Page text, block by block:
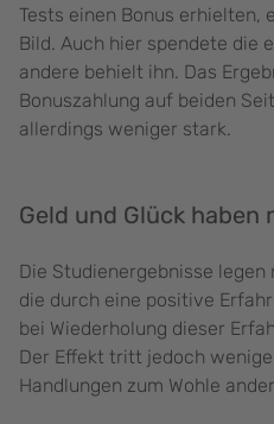
Tests einen Bonus erhielten,
Bild. Auch hier spendete die
andere behielt ihn. Das
Bonuszahlung auf beiden
allerdings weniger stark.
Geld und Glück
Die Studienergebnisse legen
die durch eine positive
bei Wiederholung dieser
Der Effekt tritt jedoch
Handlungen zum Wohle